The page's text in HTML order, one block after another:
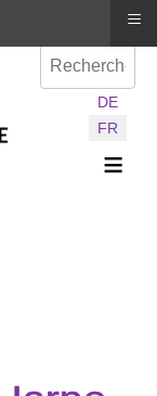
Sélectionnez
DE
FR
≡
≡